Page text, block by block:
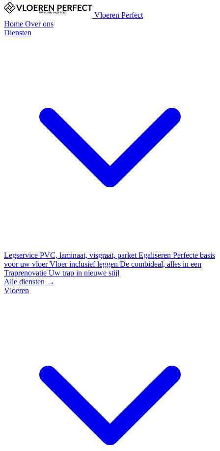
Vloeren Perfect
Home Over ons
Diensten
Legservice PVC, laminaat, visgraat, parket Egaliseren Perfecte basis
voor uw vloer Vloer inclusief leggen De combideal, alles in een
Traprenovatie Uw trap in nieuwe stijl
Alle diensten →
Vloeren